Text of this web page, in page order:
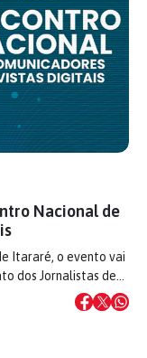
Nacional de
Itararé, o evento vai
dos Jornalistas de…